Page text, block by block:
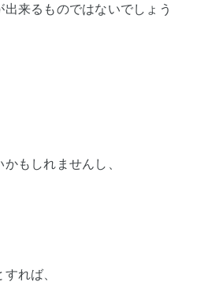
来るものではないでしょう
もしれませんし、
れば、